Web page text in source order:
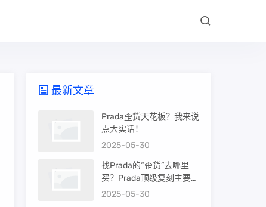
最新文章
Prada歪货天花板？我来说
点大实话！
2025-05-30
找Prada的“歪货”去哪里
买？Prada顶级复刻主要渠
道盘点
2025-05-30